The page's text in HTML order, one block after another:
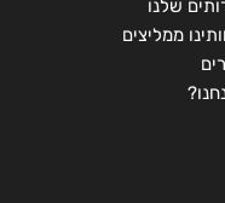
שלנו
ממליצים